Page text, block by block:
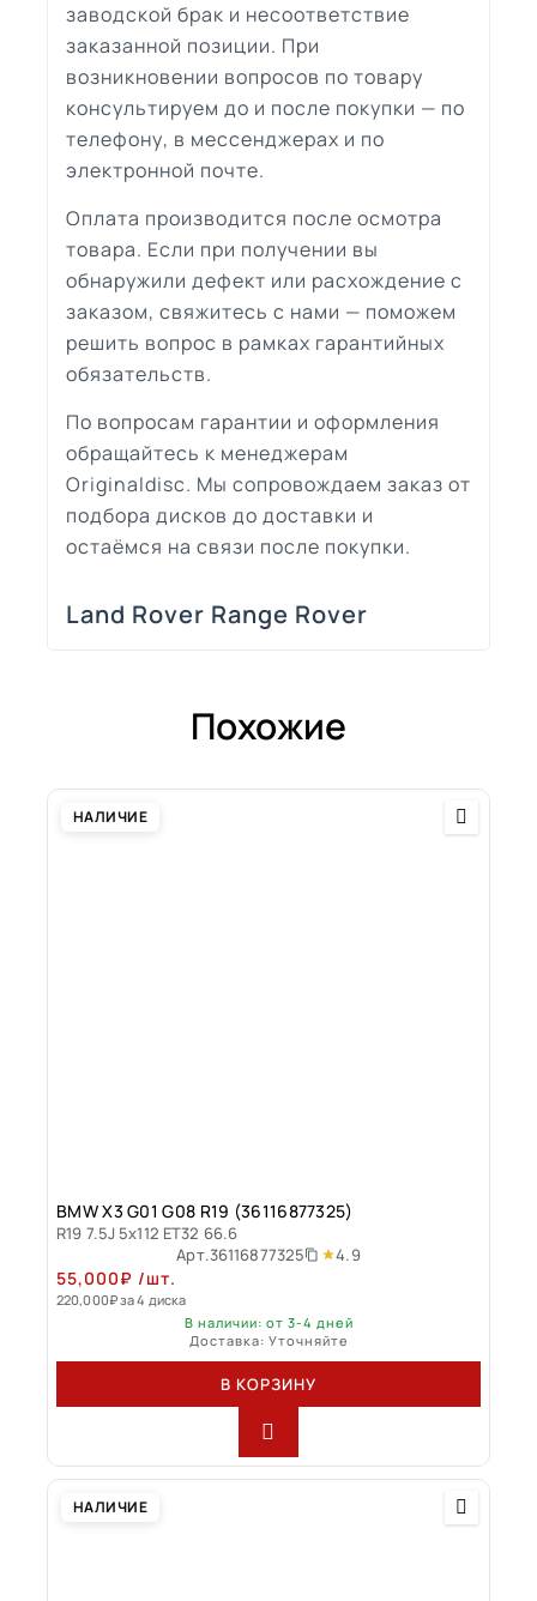
заводской брак и несоответствие
заказанной позиции. При
возникновении вопросов по товару
консультируем до и после покупки — по
телефону, в мессенджерах и по
электронной почте.
Оплата производится после осмотра
товара. Если при получении вы
обнаружили дефект или расхождение с
заказом, свяжитесь с нами — поможем
решить вопрос в рамках гарантийных
обязательств.
По вопросам гарантии и оформления
обращайтесь к менеджерам
Originaldisc. Мы сопровождаем заказ от
подбора дисков до доставки и
остаёмся на связи после покупки.
Land Rover Range Rover
Похожие
НАЛИЧИЕ
BMW X3 G01 G08 R19 (36116877325)
R19 7.5J 5x112 ET32 66.6
Арт.36116877325 4.9
55,000₽ /шт.
220,000₽за 4 диска
В наличии: от 3-4 дней
Доставка: Уточняйте
В КОРЗИНУ
НАЛИЧИЕ